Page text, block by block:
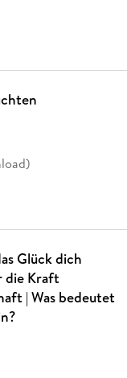
Glück dich
die Kraft
| Was bedeutet